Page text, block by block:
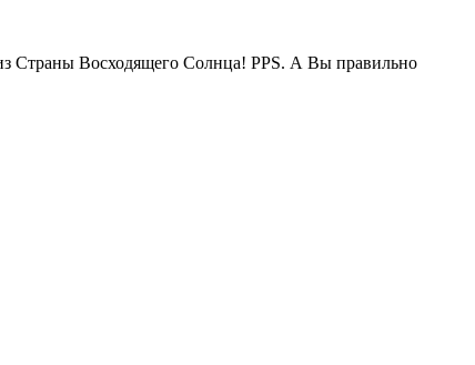
Страны Восходящего Солнца! PPS. А Вы правильно